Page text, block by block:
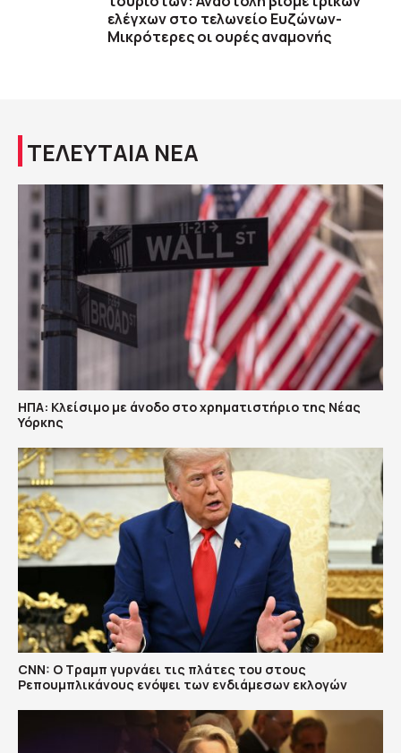
ελέγχων στο τελωνείο Ευζώνων-
Μικρότερες οι ουρές αναμονής
ΤΕΛΕΥΤΑΙΑ ΝΕΑ
ΗΠΑ: Κλείσιμο με άνοδο στο χρηματιστήριο της Νέας
Υόρκης
CNN: Ο Τραμπ γυρνάει τις πλάτες του στους
Ρεπουμπλικάνους ενόψει των ενδιάμεσων εκλογών